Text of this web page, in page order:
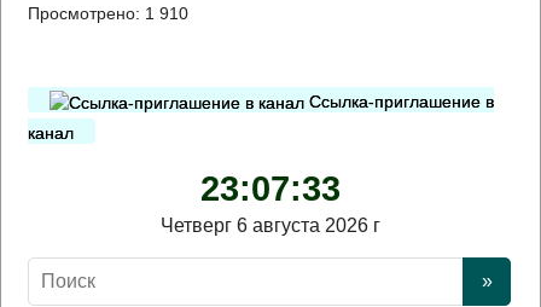
Просмотрено: 1 910
Ссылка-приглашение в
канал
23:07:33
Четверг 6 августа 2026 г